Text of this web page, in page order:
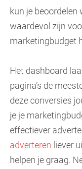
kun je beoordelen
waardevol zijn
marketingbudget
Het dashboard
pagina’s de
deze conversies
je je
effectiever
adverteren liever
helpen je graag.